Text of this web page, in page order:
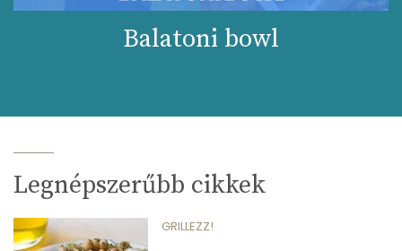
Balatoni bowl
Legnépszerűbb cikkek
GRILLEZZ!